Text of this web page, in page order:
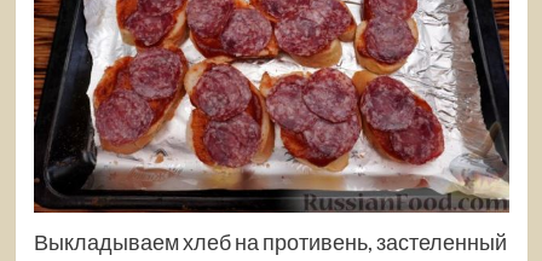
Выкладываем хлеб на противень, застеленный